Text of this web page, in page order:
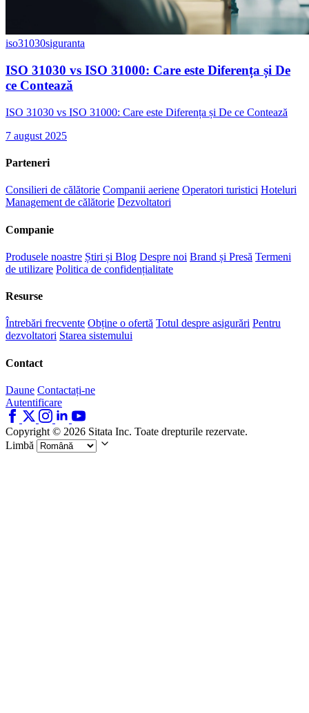
iso31030siguranta
ISO 31030 vs ISO 31000: Care este Diferența și De
ce Contează
ISO 31030 vs ISO 31000: Care este Diferența și De ce Contează
7 august 2025
Parteneri
Consilieri de călătorie Companii aeriene Operatori turistici Hoteluri
Management de călătorie Dezvoltatori
Companie
Produsele noastre Știri și Blog Despre noi Brand și Presă Termeni
de utilizare Politica de confidențialitate
Resurse
Întrebări frecvente Obține o ofertă Totul despre asigurări Pentru
dezvoltatori Starea sistemului
Contact
Daune Contactați-ne
Autentificare
Copyright © 2026 Sitata Inc. Toate drepturile rezervate.
Limbă